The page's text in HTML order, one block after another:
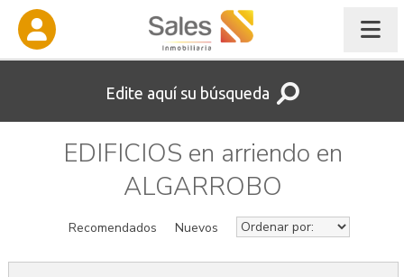
Edite aquí su búsqueda
EDIFICIOS en arriendo en
ALGARROBO
Recomendados Nuevos